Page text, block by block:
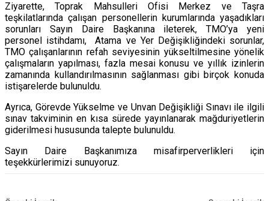
Ziyarette, Toprak Mahsulleri Ofisi Merkez ve Taşra
teşkilatlarında çalışan personellerin kurumlarında yaşadıkları
sorunları Sayın Daire Başkanına ileterek, TMO’ya yeni
personel istihdamı, Atama ve Yer Değişikliğindeki sorunlar,
TMO çalışanlarının refah seviyesinin yükseltilmesine yönelik
çalışmaların yapılması, fazla mesai konusu ve yıllık izinlerin
zamanında kullandırılmasının sağlanması gibi birçok konuda
istişarelerde bulunuldu.
Ayrıca, Görevde Yükselme ve Unvan Değişikliği Sınavı ile ilgili
sınav takviminin en kısa sürede yayınlanarak mağduriyetlerin
giderilmesi hususunda talepte bulunuldu.
Sayın Daire Başkanımıza misafirperverlikleri için
teşekkürlerimizi sunuyoruz.